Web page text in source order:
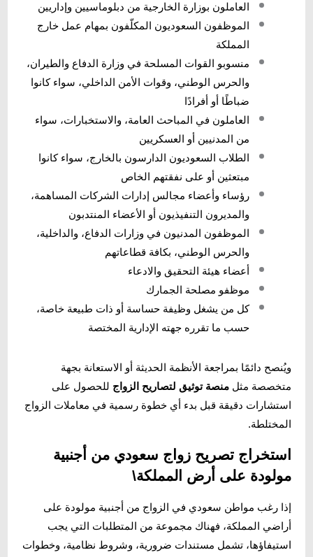
العاملون بوزارة الخارجية من دبلوماسيين وإداريين
الموظفون السعوديون المكلّفون بمهام عمل خارج
المملكة
منسوبو القوات المسلحة في وزارة الدفاع والطيران،
والحرس الوطني، وقوات الأمن الداخلي، سواء كانوا
ضباطًا أو أفرادًا
العاملون في المباحث العامة، والاستخبارات، سواء
من المدنيين أو العسكريين
الطلاب السعوديون الدارسون بالخارج، سواء كانوا
مبتعثين أو على نفقتهم الخاص
رؤساء وأعضاء مجالس إدارات الشركات المساهمة،
والمديرون التنفيذيون أو الأعضاء المنتدبون
الموظفون المدنيون في وزارات الدفاع، والداخلية،
والحرس الوطني، بكافة قطاعاتهم
أعضاء هيئة التحقيق والادعاء
موظفو مصلحة الجمارك
كل من يشغل وظيفة حساسة أو ذات طبيعة خاصة،
حسب ما تقرره جهته الإدارية المختصة
ويُنصح دائمًا بمراجعة الأنظمة الحديثة أو الاستعانة بجهة
متخصصة مثل منصة توثيق لتصاريح الزواج للحصول على
استشارات دقيقة قبل بدء أي خطوة رسمية في معاملات الزواج
المختلطة.
استخراج تصريح زواج سعودي من أجنبية
مولودة على أرض المملكة\
إذا رغب مواطن سعودي في الزواج من أجنبية مولودة على
أراضي المملكة، فهناك مجموعة من المتطلبات التي يجب
استيفاؤها، تشمل مستندات ضرورية، وشروط نظامية، وخطوات